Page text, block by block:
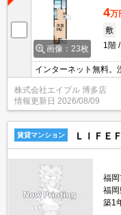
画像：23枚
4万
敷
1階
インターネット無料。
定業者あり。
株式会社エイブル 博多店
情報更新日 2026/08/09
賃貸マンション ＬＩＦＥ
福
福岡
築1